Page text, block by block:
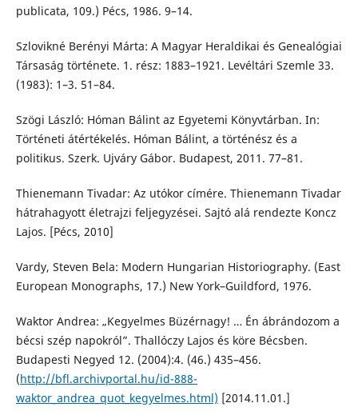
publicata, 109.) Pécs, 1986. 9–14.
Szlovikné Berényi Márta: A Magyar Heraldikai és Genealógiai
Társaság története. 1. rész: 1883–1921. Levéltári Szemle 33.
(1983): 1–3. 51–84.
Szögi László: Hóman Bálint az Egyetemi Könyvtárban. In:
Történeti átértékelés. Hóman Bálint, a történész és a
politikus. Szerk. Ujváry Gábor. Budapest, 2011. 77–81.
Thienemann Tivadar: Az utókor címére. Thienemann Tivadar
hátrahagyott életrajzi feljegyzései. Sajtó alá rendezte Koncz
Lajos. [Pécs, 2010]
Vardy, Steven Bela: Modern Hungarian Historiography. (East
European Monographs, 17.) New York–Guildford, 1976.
Waktor Andrea: „Kegyelmes Büzérnagy! … Én ábrándozom a
bécsi szép napokról”. Thallóczy Lajos és köre Bécsben.
Budapesti Negyed 12. (2004):4. (46.) 435–456.
(http://bfl.archivportal.hu/id-888-
waktor_andrea_quot_kegyelmes.html) [2014.11.01.]